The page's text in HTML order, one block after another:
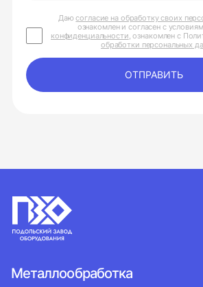
Даюсогласие на обработку своих
ознакомлен и согласен с
конфиденциальности, ознакомлен с
обработки персональных
ОТПРАВИТЬ
Металлообработка